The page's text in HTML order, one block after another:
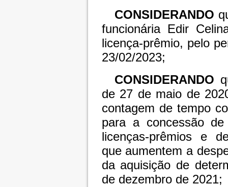
CONSIDERANDO
funcionária Edir
licença-prêmio, pelo
23/02/2023;
CONSIDERANDO
de 27 de maio de
contagem de tempo
para a concessão de
licenças-prêmios e
que aumentem a
da aquisição de
de dezembro de 2021;